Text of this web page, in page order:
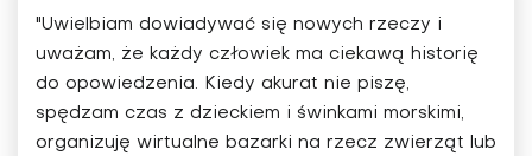
"Uwielbiam dowiadywać się nowych rzeczy i
uważam, że każdy człowiek ma ciekawą historię
do opowiedzenia. Kiedy akurat nie piszę,
spędzam czas z dzieckiem i świnkami morskimi,
organizuję wirtualne bazarki na rzecz zwierząt lub